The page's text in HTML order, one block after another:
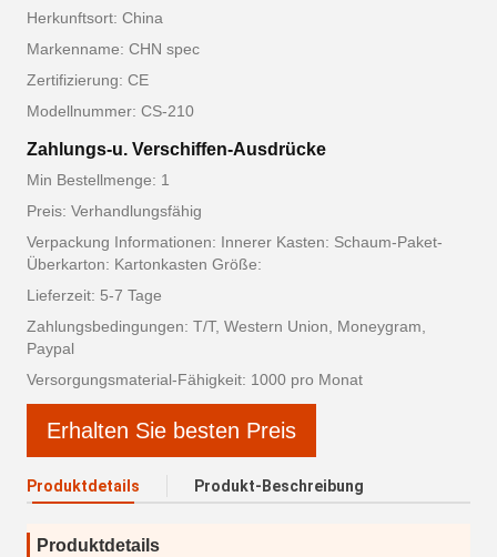
Herkunftsort: China
Markenname: CHN spec
Zertifizierung: CE
Modellnummer: CS-210
Zahlungs-u. Verschiffen-Ausdrücke
Min Bestellmenge: 1
Preis: Verhandlungsfähig
Verpackung Informationen: Innerer Kasten: Schaum-Paket-
Überkarton: Kartonkasten Größe:
Lieferzeit: 5-7 Tage
Zahlungsbedingungen: T/T, Western Union, Moneygram,
Paypal
Versorgungsmaterial-Fähigkeit: 1000 pro Monat
Erhalten Sie besten Preis
Produktdetails Produkt-Beschreibung
Produktdetails